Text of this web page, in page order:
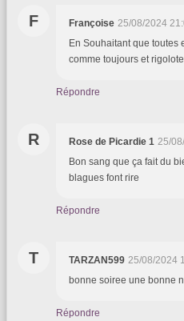
F Françoise 25/08/2024
En Souhaitant que toutes
comme toujours et
Répondre
R Rose de Picardie 1 25/
Bon sang que ça fait du
blagues font rire
Répondre
T TARZAN599 25/08/2024
bonne soiree une bonne
Répondre